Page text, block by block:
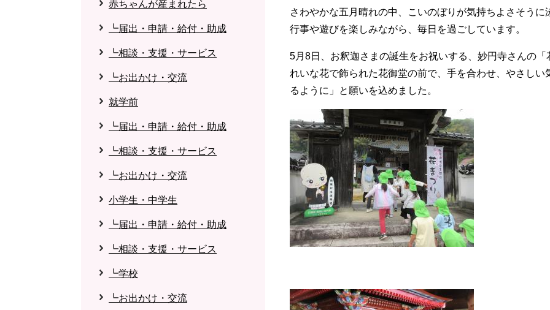
さわやかな五月晴れの中、こいのぼりが気持ちよさそう
行事や遊びを楽しみながら、毎日を過ごしています。
5月8日、お釈迦さまの誕生をお祝いする、妙円寺さんの
れいな花で飾られた花御堂の前で、手を合わせ、やさし
るように」と願いを込めました。
赤ちゃんが産まれたら
┗届出・申請・給付・助成
┗相談・支援・サービス
┗お出かけ・交流
就学前
┗届出・申請・給付・助成
┗相談・支援・サービス
┗お出かけ・交流
小学生・中学生
┗届出・申請・給付・助成
┗相談・支援・サービス
┗学校
┗お出かけ・交流